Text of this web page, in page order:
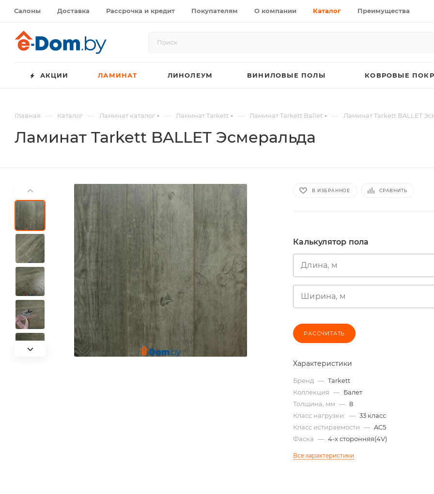
Салоны Доставка Рассрочка и кредит Покупателям О компании Каталог Преимущества
АКЦИИ ЛАМИНАТ ЛИНОЛЕУМ ВИНИЛОВЫЕ ПОЛЫ КОВРОВЫЕ
Главная — Каталог — Ламинат каталог — Ламинат Tarkett — Ламинат Tarkett Ballet — Ламинат Tarkett BALLET
Ламинат Tarkett BALLET Эсмеральда
В ИЗБРАННОЕ СРАВНИТЬ
Калькулятор пола
Длина, м
Ширина, м
РАССЧИТАТЬ
Характеристики
Бренд — Tarkett
Коллекция — Балет
Толщина, мм — 8
Класс нагрузки: — 33 класс
Класс истираемости — AC5
Фаска — 4-х сторонняя(4V)
Все характеристики